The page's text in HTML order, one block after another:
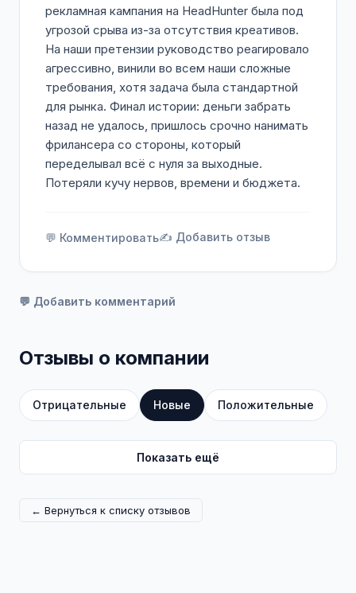
рекламная кампания на HeadHunter была под
угрозой срыва из-за отсутствия креативов.
На наши претензии руководство реагировало
агрессивно, винили во всем наши сложные
требования, хотя задача была стандартной
для рынка. Финал истории: деньги забрать
назад не удалось, пришлось срочно нанимать
фрилансера со стороны, который
переделывал всё с нуля за выходные.
Потеряли кучу нервов, времени и бюджета.
💬 Комментировать✍️ Добавить отзыв
💬 Добавить комментарий
Отзывы о компании
Отрицательные Новые Положительные
Показать ещё
← Вернуться к списку отзывов